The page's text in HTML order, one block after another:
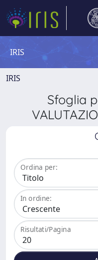
IRIS
IRIS
Sfoglia
Ordina per:
In ordine:
Risultati/Pagina